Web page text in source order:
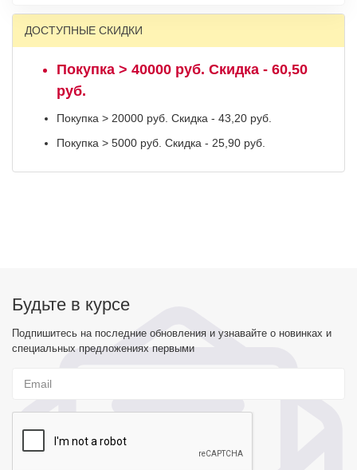
ДОСТУПНЫЕ СКИДКИ
Покупка > 40000 руб. Скидка - 60,50
руб.
Покупка > 20000 руб. Скидка - 43,20 руб.
Покупка > 5000 руб. Скидка - 25,90 руб.
Будьте в курсе
Подпишитесь на последние обновления и узнавайте о новинках и
специальных предложениях первыми